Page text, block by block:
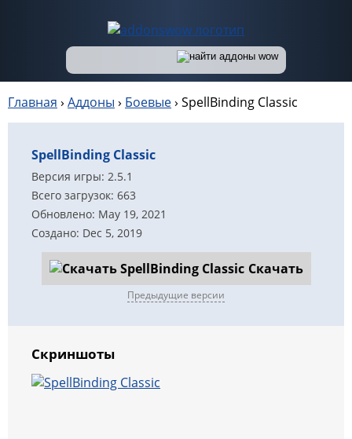
Главная › Аддоны › Боевые› SpellBinding Classic
SpellBinding Classic
Версия игры: 2.5.1
Всего загрузок: 663
Обновлено: May 19, 2021
Создано: Dec 5, 2019
Скачать
Предыдущие версии
Скриншоты